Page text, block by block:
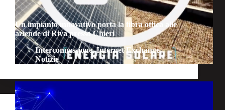
Un impianto innovativo porta la fibra ottica alle
aziende di Riva presso Chieri
Interconnessione,Internet Exchange,
Notizie